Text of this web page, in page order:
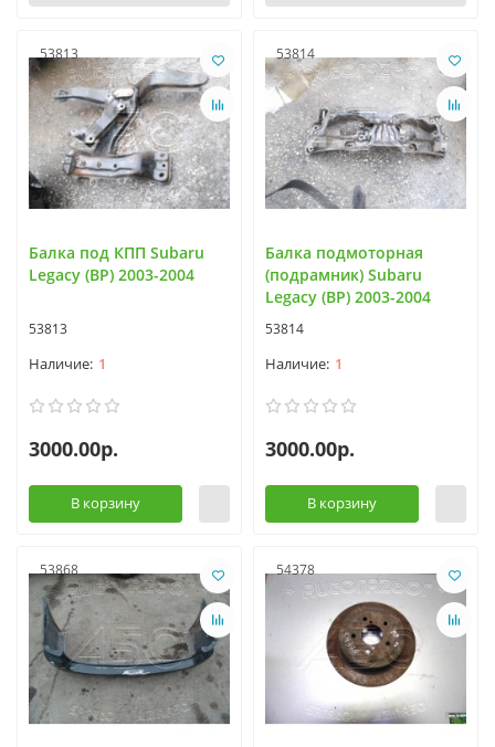
53813
Балка под КПП Subaru
Legacy (BP) 2003-2004
53813
1
3000.00р.
В корзину
53814
Балка подмоторная
(подрамник) Subaru
Legacy (BP) 2003-2004
53814
1
3000.00р.
В корзину
53868 54378